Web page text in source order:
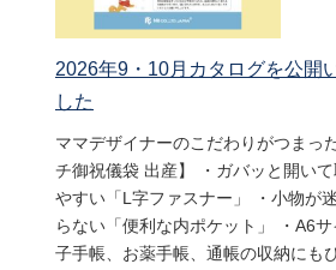
2026年9・10月カタログを公開
した
ママデザイナーのこだわりがつまっ
チ御祝儀袋 出産】 ・ガバッと開いて
やすい「L字ファスナー」 ・小物が
らない「便利な内ポケット」 ・A6
子手帳、お薬手帳、通帳の収納にも